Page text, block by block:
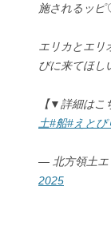
施されるッ
エリカとエリ
びに来てほ
【▼詳細はこ
土#船#えとぴ
— 北方領土エ
2025